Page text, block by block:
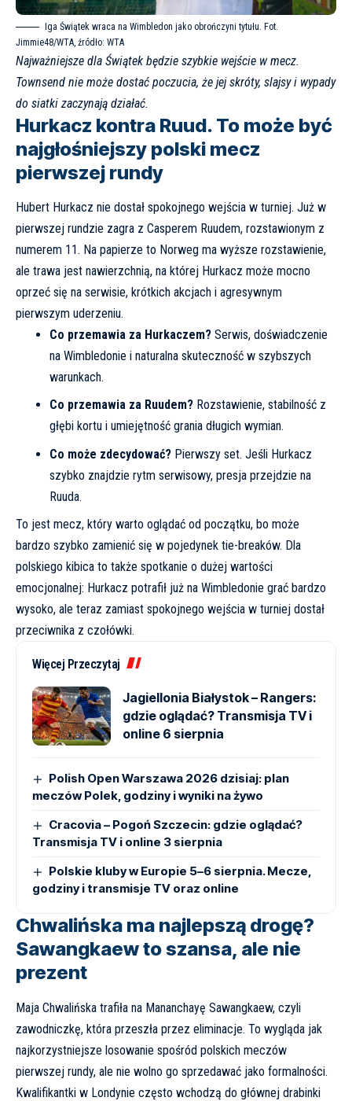
Iga Świątek wraca na Wimbledon jako obrończyni tytułu. Fot.
Jimmie48/WTA, źródło: WTA
Najważniejsze dla Świątek będzie szybkie wejście w mecz.
Townsend nie może dostać poczucia, że jej skróty, slajsy i wypady
do siatki zaczynają działać.
Hurkacz kontra Ruud. To może być
najgłośniejszy polski mecz
pierwszej rundy
Hubert Hurkacz nie dostał spokojnego wejścia w turniej. Już w
pierwszej rundzie zagra z Casperem Ruudem, rozstawionym z
numerem 11. Na papierze to Norweg ma wyższe rozstawienie,
ale trawa jest nawierzchnią, na której Hurkacz może mocno
oprzeć się na serwisie, krótkich akcjach i agresywnym
pierwszym uderzeniu.
Co przemawia za Hurkaczem?Serwis, doświadczenie
na Wimbledonie i naturalna skuteczność w szybszych
warunkach.
Co przemawia za Ruudem?Rozstawienie, stabilność z
głębi kortu i umiejętność grania długich wymian.
Co może zdecydować?Pierwszy set. Jeśli Hurkacz
szybko znajdzie rytm serwisowy, presja przejdzie na
Ruuda.
To jest mecz, który warto oglądać od początku, bo może
bardzo szybko zamienić się w pojedynek tie-breaków. Dla
polskiego kibica to także spotkanie o dużej wartości
emocjonalnej: Hurkacz potrafił już na Wimbledonie grać bardzo
wysoko, ale teraz zamiast spokojnego wejścia w turniej dostał
przeciwnika z czołówki.
Więcej Przeczytaj
Jagiellonia Białystok – Rangers:
gdzie oglądać? Transmisja TV i
online 6 sierpnia
Polish Open Warszawa 2026 dzisiaj: plan
meczów Polek, godziny i wyniki na żywo
Cracovia – Pogoń Szczecin: gdzie oglądać?
Transmisja TV i online 3 sierpnia
Polskie kluby w Europie 5–6 sierpnia. Mecze,
godziny i transmisje TV oraz online
Chwalińska ma najlepszą drogę?
Sawangkaew to szansa, ale nie
prezent
Maja Chwalińska trafiła na Mananchayę Sawangkaew, czyli
zawodniczkę, która przeszła przez eliminacje. To wygląda jak
najkorzystniejsze losowanie spośród polskich meczów
pierwszej rundy, ale nie wolno go sprzedawać jako formalności.
Kwalifikantki w Londynie często wchodzą do głównej drabinki